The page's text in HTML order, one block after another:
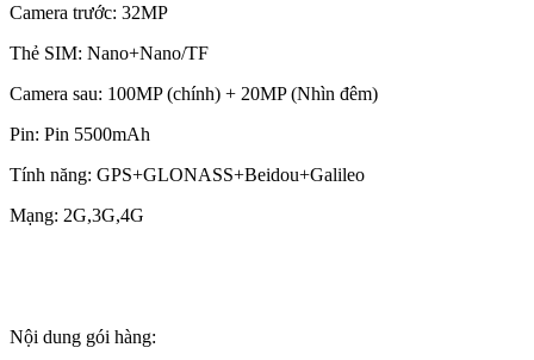
Camera trước: 32MP
Thẻ SIM: Nano+Nano/TF
Camera sau: 100MP (chính) + 20MP (Nhìn đêm)
Pin: Pin 5500mAh
Tính năng: GPS+GLONASS+Beidou+Galileo
Mạng: 2G,3G,4G
Nội dung gói hàng: